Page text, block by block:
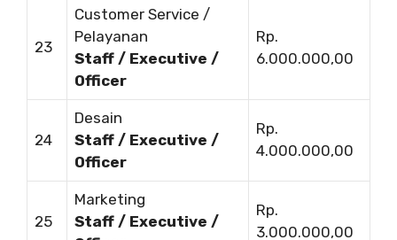
23
Customer Service /
Pelayanan
Staff / Executive /
Officer
Rp.
6.000.000,00
24
Desain
Staff / Executive /
Officer
Rp.
4.000.000,00
25
Marketing
Staff / Executive /
Rp.
3.000.000,00